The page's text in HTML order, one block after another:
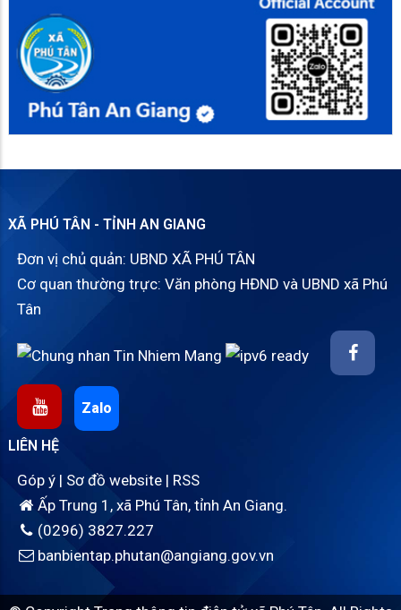
XÃ PHÚ TÂN - TỈNH AN GIANG
Đơn vị chủ quản: UBND XÃ PHÚ TÂN
Cơ quan thường trực: Văn phòng HĐND và UBND xã Phú
Tân
Zalo
LIÊN HỆ
Góp ý | Sơ đồ website | RSS
Ấp Trung 1, xã Phú Tân, tỉnh An Giang.
(0296) 3827.227
banbientap.phutan@angiang.gov.vn